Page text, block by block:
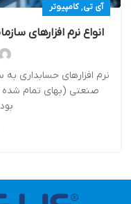
آی تی,کامپیوتر
انواع نرم افزارهای
نرم افزارهای حسابداری
صنعتی (بهای تمام شده